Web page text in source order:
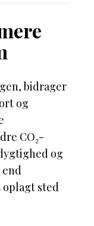
bidrager
og
CO₂-
og
sted